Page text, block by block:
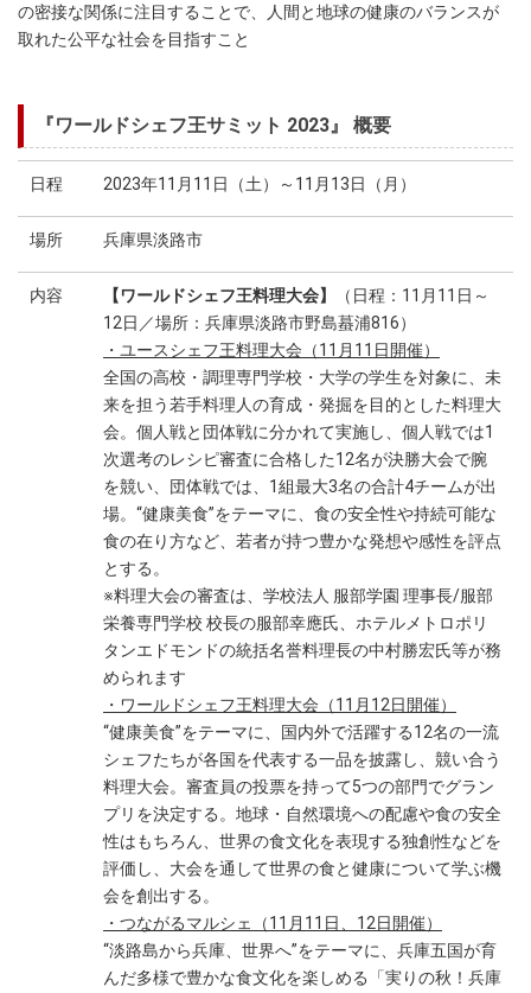
の密接な関係に注目することで、人間と地球の健康のバランスが
取れた公平な社会を目指すこと
『ワールドシェフ王サミット 2023』 概要
日程 2023年11月11日（土）～11月13日（月）
場所 兵庫県淡路市
内容 【ワールドシェフ王料理大会】
（日程：11月11日～
12日／場所：兵庫県淡路市野島蟇浦816）
・ユースシェフ王料理大会（11月11日開催）
全国の高校・調理専門学校・大学の学生を対象に、未
来を担う若手料理人の育成・発掘を目的とした料理大
会。個人戦と団体戦に分かれて実施し、個人戦では1
次選考のレシピ審査に合格した12名が決勝大会で腕
を競い、団体戦では、1組最大3名の合計4チームが出
場。“健康美食”をテーマに、食の安全性や持続可能な
食の在り方など、若者が持つ豊かな発想や感性を評点
とする。
※料理大会の審査は、学校法人 服部学園 理事長/服部
栄養専門学校 校長の服部幸應氏、ホテルメトロポリ
タンエドモンドの統括名誉料理長の中村勝宏氏等が務
められます
・ワールドシェフ王料理大会（11月12日開催）
“健康美食”をテーマに、国内外で活躍する12名の一流
シェフたちが各国を代表する一品を披露し、競い合う
料理大会。審査員の投票を持って5つの部門でグラン
プリを決定する。地球・自然環境への配慮や食の安全
性はもちろん、世界の食文化を表現する独創性などを
評価し、大会を通して世界の食と健康について学ぶ機
会を創出する。
・つながるマルシェ（11月11日、12日開催）
“淡路島から兵庫、世界へ”をテーマに、兵庫五国が育
んだ多様で豊かな食文化を楽しめる「実りの秋！兵庫